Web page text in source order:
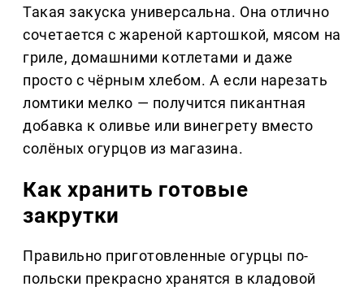
Такая закуска универсальна. Она отлично
сочетается с жареной картошкой, мясом на
гриле, домашними котлетами и даже
просто с чёрным хлебом. А если нарезать
ломтики мелко — получится пикантная
добавка к оливье или винегрету вместо
солёных огурцов из магазина.
Как хранить готовые
закрутки
Правильно приготовленные огурцы по-
польски прекрасно хранятся в кладовой